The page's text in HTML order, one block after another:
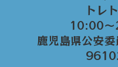
トレ
10:00〜
鹿児島県公安